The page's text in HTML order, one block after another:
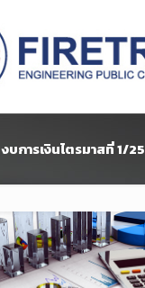
งบการเงินไตรมาสที่ 1/